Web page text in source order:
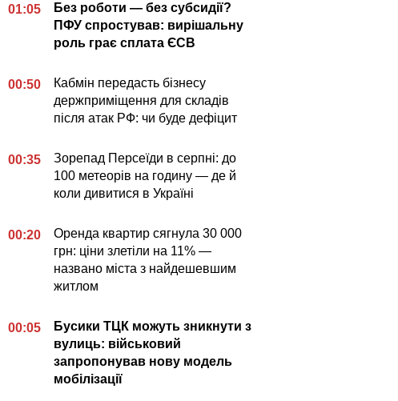
01:05
Без роботи — без субсидії?
ПФУ спростував: вирішальну
роль грає сплата ЄСВ
00:50
Кабмін передасть бізнесу
держприміщення для складів
після атак РФ: чи буде дефіцит
00:35
Зорепад Персеїди в серпні: до
100 метеорів на годину — де й
коли дивитися в Україні
00:20
Оренда квартир сягнула 30 000
грн: ціни злетіли на 11% —
названо міста з найдешевшим
житлом
00:05
Бусики ТЦК можуть зникнути з
вулиць: військовий
запропонував нову модель
мобілізації